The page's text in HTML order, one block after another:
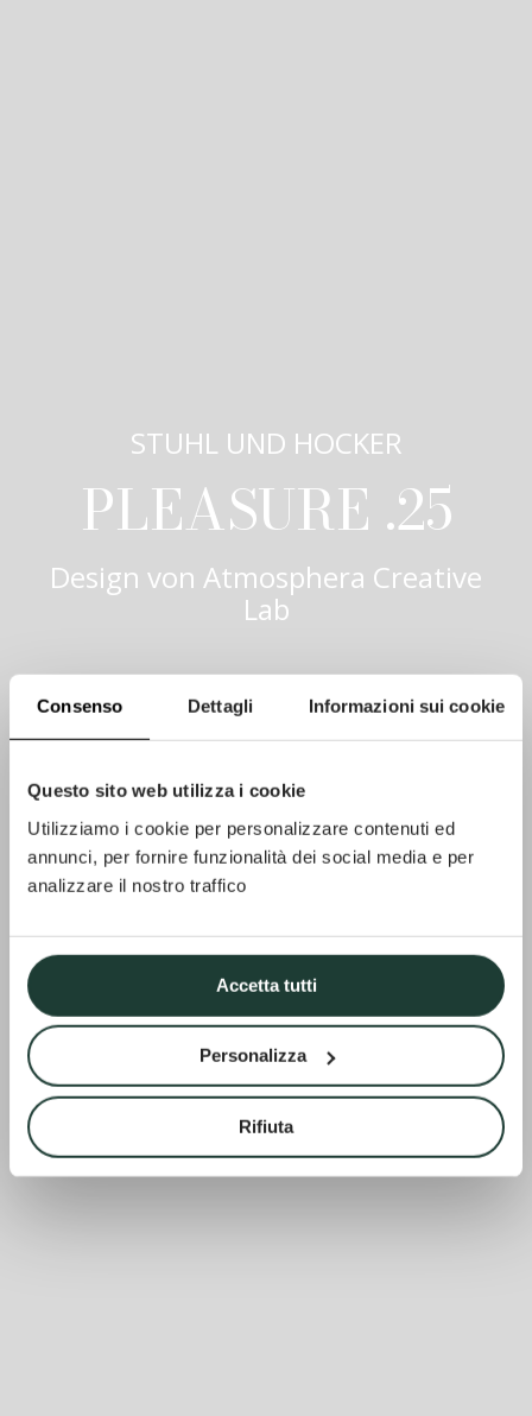
Consenso Dettagli Informazioni sui cookie
Questo sito web utilizza i cookie
Utilizziamo i cookie per personalizzare contenuti ed
annunci, per fornire funzionalità dei social media e per
analizzare il nostro traffico
Accetta tutti
Personalizza
Rifiuta
STUHL UND HOCKER
PLEASURE .25
Design von Atmosphera Creative
Lab